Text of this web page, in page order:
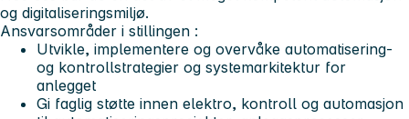
og digitaliseringsmiljø.
Ansvarsområder i stillingen :
Utvikle, implementere og overvåke automatisering-
og kontrollstrategier og systemarkitektur for
anlegget
Gi faglig støtte innen elektro, kontroll og automasjon